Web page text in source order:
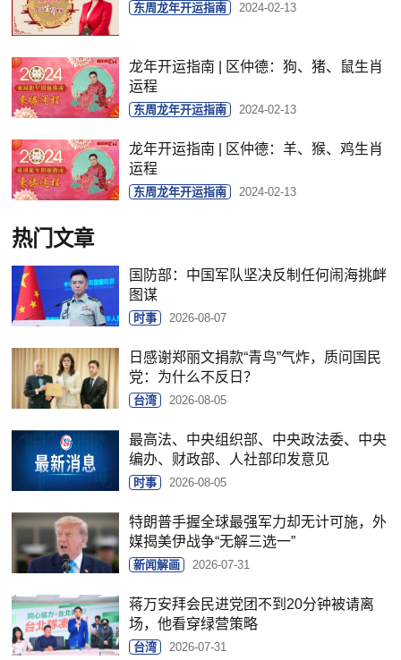
东周龙年开运指南 2024-02-13
龙年开运指南 | 区仲德：狗、猪、鼠生肖
运程
东周龙年开运指南 2024-02-13
龙年开运指南 | 区仲德：羊、猴、鸡生肖
运程
东周龙年开运指南 2024-02-13
热门文章
国防部：中国军队坚决反制任何闹海挑衅
图谋
时事 2026-08-07
日感谢郑丽文捐款“青鸟”气炸，质问国民
党：为什么不反日？
台湾 2026-08-05
最高法、中央组织部、中央政法委、中央
编办、财政部、人社部印发意见
时事 2026-08-05
特朗普手握全球最强军力却无计可施，外
媒揭美伊战争“无解三选一”
新闻解画 2026-07-31
蒋万安拜会民进党团不到20分钟被请离
场，他看穿绿营策略
台湾 2026-07-31